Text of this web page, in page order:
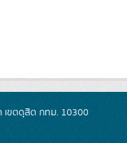
เขตดุสิต กทม. 10300